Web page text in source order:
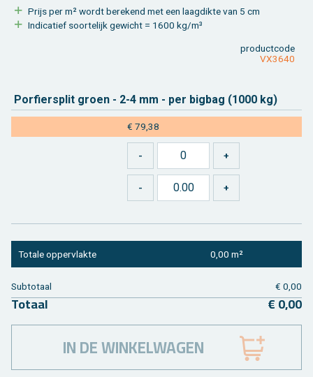
Prijs per m² wordt be­re­kend met een laag­dik­te van 5 cm
In­di­ca­tief soor­te­lijk ge­wicht = 1600 kg/m³
product­code
VX3640
Por­fier­split groen - 2-4 mm - per big­bag (1000 kg)
€ 79,38
To­ta­le op­per­vlak­te 0,00 m²
Sub­to­taal € 0,00
To­taal € 0,00
IN DE WINKELWAGEN